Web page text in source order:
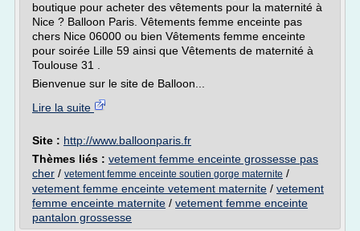
boutique pour acheter des vêtements pour la maternité à
Nice ? Balloon Paris. Vêtements femme enceinte pas
chers Nice 06000 ou bien Vêtements femme enceinte
pour soirée Lille 59 ainsi que Vêtements de maternité à
Toulouse 31 .
Bienvenue sur le site de Balloon...
Lire la suite
Site : http://www.balloonparis.fr
Thèmes liés : vetement femme enceinte grossesse pas
cher / vetement femme enceinte soutien gorge maternite /
vetement femme enceinte vetement maternite / vetement
femme enceinte maternite / vetement femme enceinte
pantalon grossesse